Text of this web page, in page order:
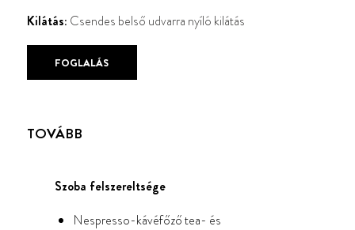
Kilátás: Csendes belső udvarra nyíló kilátás
FOGLALÁS
TOVÁBB
Szoba felszereltsége
Nespresso-kávéfőző tea- és